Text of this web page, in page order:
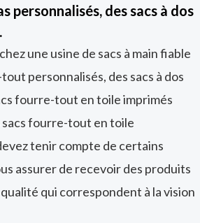
personnalisés, des sacs à dos
une usine de sacs à main fiable
personnalisés, des sacs à dos
fourre-tout en toile imprimés
sacs fourre-tout en toile
tenir compte de certains
assurer de recevoir des produits
qui correspondent à la vision